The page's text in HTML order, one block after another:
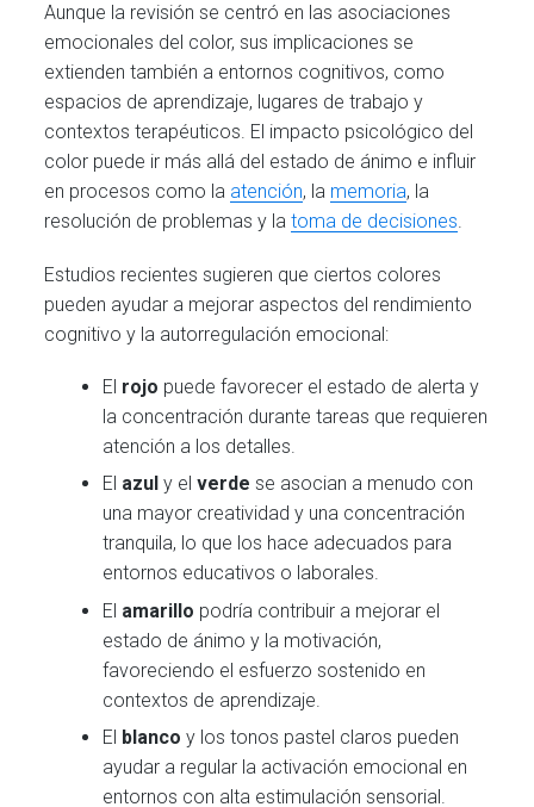
Aunque la revisión se centró en las asociaciones
emocionales del color, sus implicaciones se
extienden también a entornos cognitivos, como
espacios de aprendizaje, lugares de trabajo y
contextos terapéuticos. El impacto psicológico del
color puede ir más allá del estado de ánimo e influir
en procesos como la atención, la memoria, la
resolución de problemas y latoma de decisiones.
Estudios recientes sugieren que ciertos colores
pueden ayudar a mejorar aspectos del rendimiento
cognitivo y la autorregulación emocional:
El rojo puede favorecer el estado de alerta y
la concentración durante tareas que requieren
atención a los detalles.
El azul y elverde se asocian a menudo con
una mayor creatividad y una concentración
tranquila, lo que los hace adecuados para
entornos educativos o laborales.
El amarillo podría contribuir a mejorar el
estado de ánimo y la motivación,
favoreciendo el esfuerzo sostenido en
contextos de aprendizaje.
El blanco y los tonos pastel claros pueden
ayudar a regular la activación emocional en
entornos con alta estimulación sensorial.